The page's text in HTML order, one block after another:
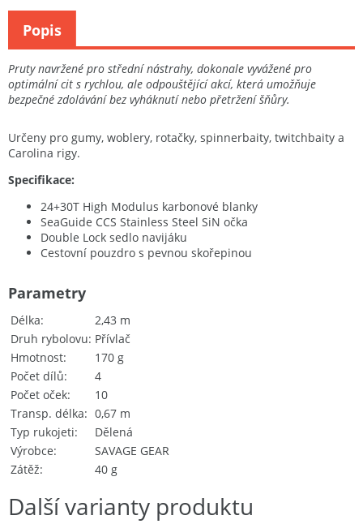
Pruty navržené pro střední nástrahy, dokonale vyvážené pro
optimální cit s rychlou, ale odpouštějící akcí, která umožňuje
bezpečné zdolávání bez vyháknutí nebo přetržení šňůry.
Určeny pro gumy, woblery, rotačky, spinnerbaity, twitchbaity a
Carolina rigy.
Specifikace:
24+30T High Modulus karbonové blanky
SeaGuide CCS Stainless Steel SiN očka
Double Lock sedlo navijáku
Cestovní pouzdro s pevnou skořepinou
Délka
2,43 m
Druh rybolovu Přívlač
Hmotnost
170 g
Počet dílů
4
Počet oček
10
Transp. délka
0,67 m
Typ rukojeti
Dělená
Výrobce
SAVAGE GEAR
Zátěž
40 g
Parametry
Popis
Další varianty produktu